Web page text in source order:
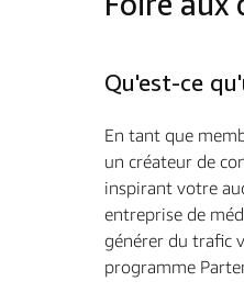
Qu'est-ce
En tant que
un créateur de
inspirant votre
entreprise de
générer du trafic
programme